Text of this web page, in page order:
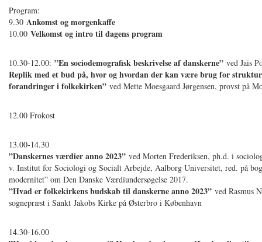
Program:
9.30 Ankomst og morgenkaffe
10.00 Velkomst og intro til dagens program
10.30-12.00: ”En sociodemografisk beskrivelse af danskerne” ved Jais
Replik med et bud på, hvor og hvordan der kan være brug for
forandringer i folkekirken” ved Mette Moesgaard Jørgensen, provst på
12.00 Frokost
13.00-14.30
”Danskernes værdier anno 2023” ved Morten Frederiksen, ph.d. i
v. Institut for Sociologi og Socialt Arbejde, Aalborg Universitet, red. på
modernitet” om Den Danske Værdiundersøgelse 2017.
”Hvad er folkekirkens budskab til danskerne anno 2023” ved Rasmus
sognepræst i Sankt Jakobs Kirke på Østerbro i København
14.30-16.00